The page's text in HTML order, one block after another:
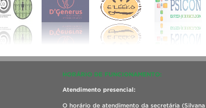
HORÁRIO DE FUNCIONAMENTO:
Atendimento presencial:
O horário de atendimento da secretária (Silvana